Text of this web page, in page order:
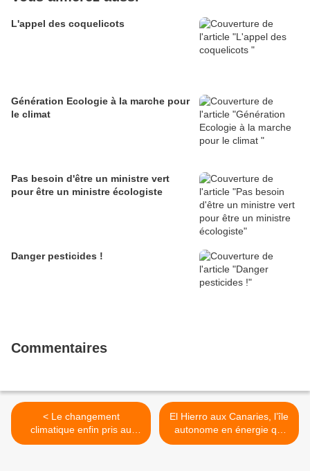
L'appel des coquelicots
Génération Ecologie à la marche pour
le climat
Pas besoin d'être un ministre vert
pour être un ministre écologiste
Danger pesticides !
Commentaires
< Le changement
climatique enfin pris au
sérieux
El Hierro aux Canaries, l’île
autonome en énergie qui
montre l’exemple >